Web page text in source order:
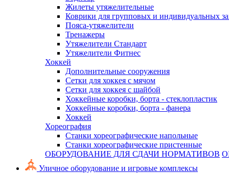
Жилеты утяжелительные
Коврики для групповых и индивидуальных
Пояса-утяжелители
Тренажеры
Утяжелители Стандарт
Утяжелители Фитнес
Хоккей
Дополнительные сооружения
Сетки для хоккея с мячом
Сетки для хоккея с шайбой
Хоккейные коробки, борта - стеклопластик
Хоккейные коробки, борта - фанера
Хоккей
Хореография
Станки хореографические напольные
Станки хореографические пристенные
ОБОРУДОВАНИЕ ДЛЯ СДАЧИ НОРМАТИВОВ
Уличное оборудование и игровые комплексы